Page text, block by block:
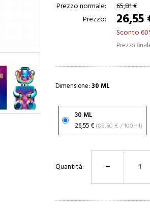
Prezzo normale:
65,81 €
Prezzo:
26,55
Sconto
Prezzo
Dimensione: 30 ML
30 ML
26,55 €
(88,50 € / 100ml)
Quantità: